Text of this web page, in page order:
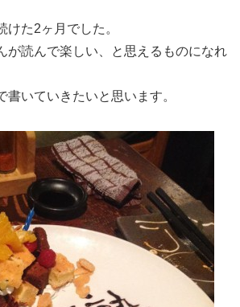
けた2ヶ月でした。
が読んで楽しい、と思えるものになれ
書いていきたいと思います。